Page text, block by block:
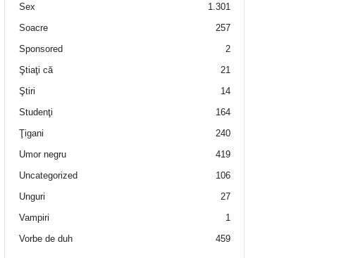
Sex
1.301
Soacre
257
Sponsored
2
Ştiaţi că
21
Ştiri
14
Studenţi
164
Ţigani
240
Umor negru
419
Uncategorized
106
Unguri
27
Vampiri
1
Vorbe de duh
459